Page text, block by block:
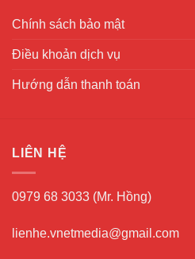
Chính sách bảo mật
Điều khoản dịch vụ
Hướng dẫn thanh toán
LIÊN HỆ
0979 68 3033 (Mr. Hồng)
lienhe.vnetmedia@gmail.com